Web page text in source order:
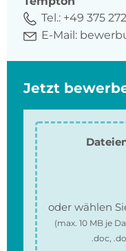
Tel.: +49 375
E-Mail:
Jetzt
oder wählen
(max. 10 MBje
.doc,